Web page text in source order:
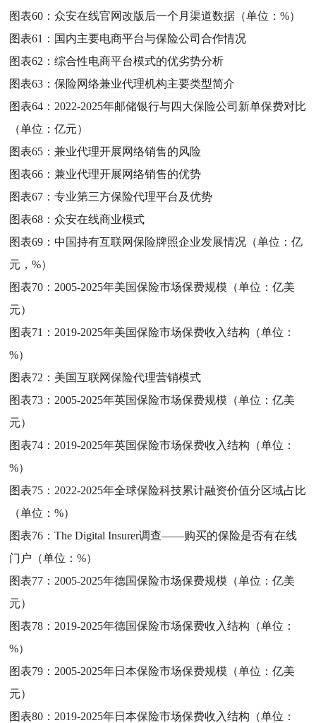
图表60：众安在线官网改版后一个月渠道数据（单位：%）
图表61： 国内主要电商平台与保险公司合作情况
图表62：综合性电商平台模式的优劣势分析
图表63：保险网络兼业代理机构主要类型简介
图表64： 2022-2025年邮储银行与四大保险公司新单保费对比
（单位：亿元）
图表65：兼业代理开展网络销售的风险
图表66：兼业代理开展网络销售的优势
图表67：专业第三方保险代理平台及优势
图表68：众安在线商业模式
图表69：中国持有互联网保险牌照企业发展情况（单位：亿
元，%）
图表70： 2005-2025年美国保险市场保费规模（单位：亿美
元）
图表71： 2019-2025年美国保险市场保费收入结构（单位：
%）
图表72： 美国互联网保险代理营销模式
图表73： 2005-2025年英国保险市场保费规模（单位：亿美
元）
图表74： 2019-2025年英国保险市场保费收入结构（单位：
%）
图表75： 2022-2025年全球保险科技累计融资价值分区域占比
（单位：%）
图表76：The Digital Insurer调查——购买的保险是否有在线
门户（单位：%）
图表77： 2005-2025年德国保险市场保费规模（单位：亿美
元）
图表78： 2019-2025年德国保险市场保费收入结构（单位：
%）
图表79： 2005-2025年日本保险市场保费规模（单位：亿美
元）
图表80： 2019-2025年日本保险市场保费收入结构（单位：